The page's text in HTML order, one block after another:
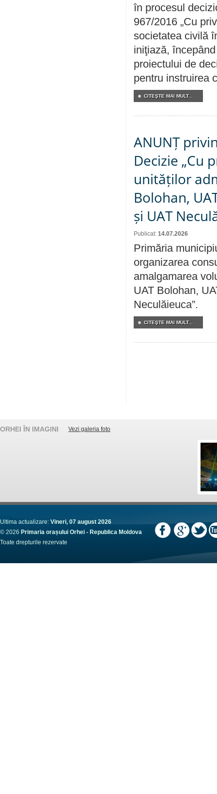
în procesul
967/2016 „Cu
societatea civilă
iniţiază,
proiectului de
pentru instruirea
CITEŞTE MAI MULT...
ANUNȚ
Decizie „Cu
unităților
Bolohan,
și UAT
Publicat: 14.07.2026
Primăria
organizarea
amalgamarea
UAT Bolohan,
Neculăieuca”.
CITEŞTE MAI MULT...
ORHEI ÎN IMAGINI Vezi galeria foto
Ultima actualizare: Vineri, 07 august 2026
© 2026 Primaria orașului Orhei - Republica Moldova
Toate drepturile rezervate